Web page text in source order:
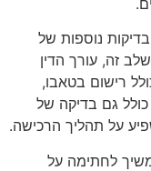
נוספות של
זה, עורך הדין
רישום בטאבו,
כולל גם בדיקה של
על תהליך הרכישה.
לחתימה על